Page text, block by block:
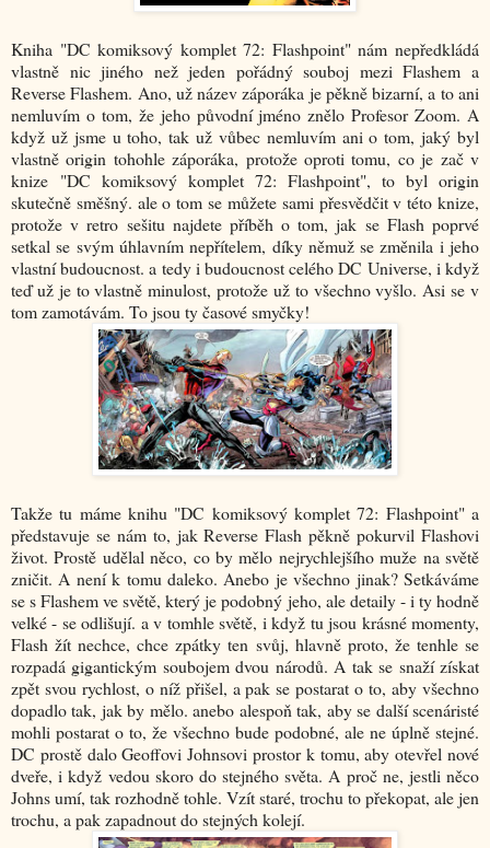
Kniha "DC komiksový komplet 72: Flashpoint" nám nepředkládá
vlastně nic jiného než jeden pořádný souboj mezi Flashem a
Reverse Flashem. Ano, už název záporáka je pěkně bizarní, a to ani
nemluvím o tom, že jeho původní jméno znělo Profesor Zoom. A
když už jsme u toho, tak už vůbec nemluvím ani o tom, jaký byl
vlastně origin tohohle záporáka, protože oproti tomu, co je zač v
knize "DC komiksový komplet 72: Flashpoint", to byl origin
skutečně směšný. ale o tom se můžete sami přesvědčit v této knize,
protože v retro sešitu najdete příběh o tom, jak se Flash poprvé
setkal se svým úhlavním nepřítelem, díky němuž se změnila i jeho
vlastní budoucnost. a tedy i budoucnost celého DC Universe, i když
teď už je to vlastně minulost, protože už to všechno vyšlo. Asi se v
tom zamotávám. To jsou ty časové smyčky!
Takže tu máme knihu "DC komiksový komplet 72: Flashpoint" a
představuje se nám to, jak Reverse Flash pěkně pokurvil Flashovi
život. Prostě udělal něco, co by mělo nejrychlejšího muže na světě
zničit. A není k tomu daleko. Anebo je všechno jinak? Setkáváme
se s Flashem ve světě, který je podobný jeho, ale detaily - i ty hodně
velké - se odlišují. a v tomhle světě, i když tu jsou krásné momenty,
Flash žít nechce, chce zpátky ten svůj, hlavně proto, že tenhle se
rozpadá gigantickým soubojem dvou národů. A tak se snaží získat
zpět svou rychlost, o níž přišel, a pak se postarat o to, aby všechno
dopadlo tak, jak by mělo. anebo alespoň tak, aby se další scenáristé
mohli postarat o to, že všechno bude podobné, ale ne úplně stejné.
DC prostě dalo Geoffovi Johnsovi prostor k tomu, aby otevřel nové
dveře, i když vedou skoro do stejného světa. A proč ne, jestli něco
Johns umí, tak rozhodně tohle. Vzít staré, trochu to překopat, ale jen
trochu, a pak zapadnout do stejných kolejí.